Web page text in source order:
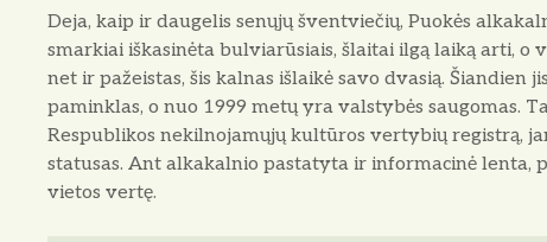
Deja, kaip ir daugelis senųjų šventviečių, Puokės
smarkiai iškasinėta bulviarūsiais, šlaitai ilgą laiką arti, o
net ir pažeistas, šis kalnas išlaikė savo dvasią. Šiandien
paminklas, o nuo 1999 metų yra valstybės saugomas.
Respublikos nekilnojamųjų kultūros vertybių registrą,
statusas. Ant alkakalnio pastatyta ir informacinė lenta,
vietos vertę.